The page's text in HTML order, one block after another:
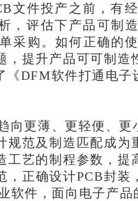
文件投产之前，有
，评估下产品可制
采购。如何正确的
，提升产品可可制造
《DFM软件打通电
向更薄、更轻便、
规范及制造匹配成
工艺的制程参数，提
，正确设计PCB封
软件，面向电子产